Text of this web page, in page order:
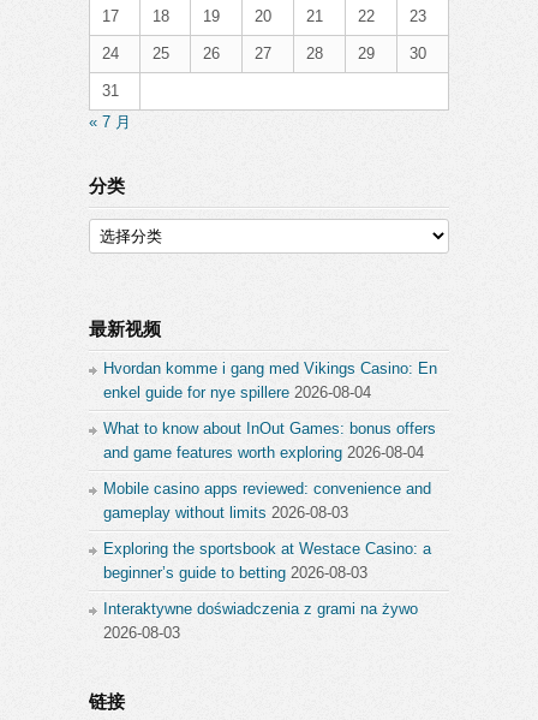
17 18 19 20 21 22 23
24 25 26 27 28 29 30
31
« 7 月
分类
分
类
最新视频
Hvordan komme i gang med Vikings Casino: En
enkel guide for nye spillere 2026-08-04
What to know about InOut Games: bonus offers
and game features worth exploring 2026-08-04
Mobile casino apps reviewed: convenience and
gameplay without limits 2026-08-03
Exploring the sportsbook at Westace Casino: a
beginner’s guide to betting 2026-08-03
Interaktywne doświadczenia z grami na żywo
2026-08-03
链接